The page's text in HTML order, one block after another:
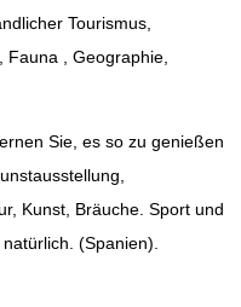
Tourismus,
Fauna , Geographie,
Sie, es so zu genießen
Kunst, Bräuche. Sport und
(Spanien).